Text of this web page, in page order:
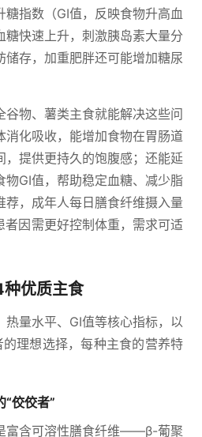
指数（GI值，反映食物升高血
糖快速上升，刺激胰岛素大量分
储存，加重肥胖还可能增加糖尿
谷物、薯类主食就能解决这些问
消化吸收，能增加食物在胃肠道
，提供更持久的饱腹感；还能延
物GI值，帮助稳定血糖、减少脂
荐，成年人每日膳食纤维摄入量
因需更好控制体重，需求可适
优质主食
热量水平、GI值等核心指标，以
理想选择，每种主食的营养特
佼佼者”
富含可溶性膳食纤维——β-葡聚